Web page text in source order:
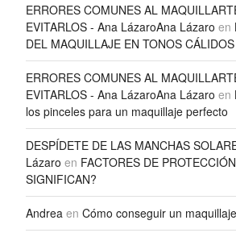
ERRORES COMUNES AL
EVITARLOS - Ana LázaroAna Lázaro en
DEL MAQUILLAJE EN TONOS CÁLIDOS
ERRORES COMUNES AL
EVITARLOS - Ana LázaroAna Lázaro en
los pinceles para un maquillaje perfecto
DESPÍDETE DE LAS MANCHAS
Lázaro en FACTORES DE
SIGNIFICAN?
Andrea en Cómo conseguir un